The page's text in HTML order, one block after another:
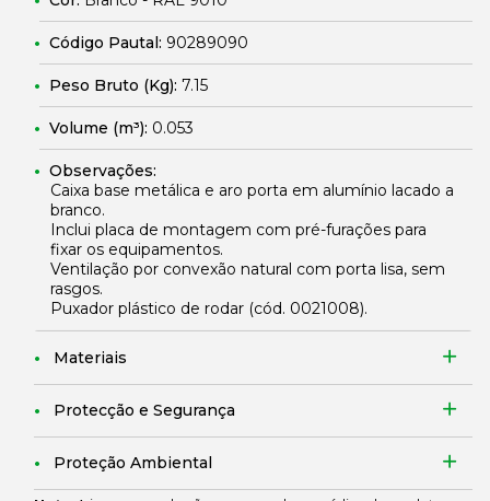
Código Pautal: 90289090
Peso Bruto (Kg): 7.15
Volume (m³): 0.053
Observações:
Caixa base metálica e aro porta em alumínio lacado a
branco.
Inclui placa de montagem com pré-furações para
fixar os equipamentos.
Ventilação por convexão natural com porta lisa, sem
rasgos.
Puxador plástico de rodar (cód. 0021008).
Materiais
Protecção e Segurança
Proteção Ambiental